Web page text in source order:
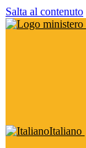
Salta al contenuto
Italiano